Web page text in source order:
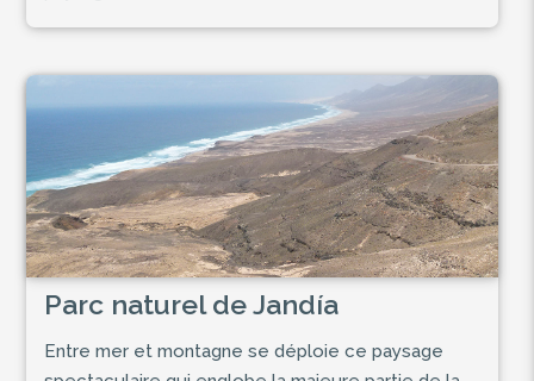
Parc naturel de Jandía
Entre mer et montagne se déploie ce paysage